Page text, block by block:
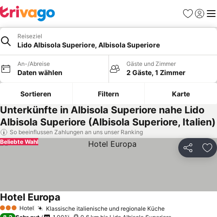
Favoriten
Reiseziel
Lido Albisola Superiore, Albisola Superiore
An-/Abreise
Daten wählen
Gäste und Zimmer
2 Gäste, 1 Zimmer
Sortieren Filtern Karte
Unterkünfte in Albisola Superiore nahe Lido
Albisola Superiore (Albisola Superiore, Italien)
So beeinflussen Zahlungen an uns unser Ranking
Teilen
Beliebte Wahl
3 SterneHotel Klassische italienische und regionale Küche
Hotel Europa